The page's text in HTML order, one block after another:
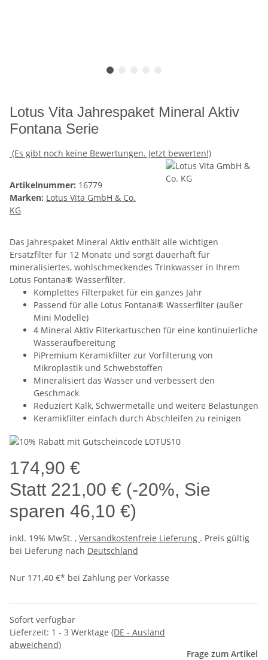
Lotus Vita Jahrespaket Mineral Aktiv
Fontana Serie
(Es gibt noch keine Bewertungen. Jetzt bewerten!)
Artikelnummer: 16779
Marken: Lotus Vita GmbH & Co.
KG
Das Jahrespaket Mineral Aktiv enthält alle wichtigen
Ersatzfilter für 12 Monate und sorgt dauerhaft für
mineralisiertes, wohlschmeckendes Trinkwasser in Ihrem
Lotus Fontana® Wasserfilter.
Komplettes Filterpaket für ein ganzes Jahr
Passend für alle Lotus Fontana® Wasserfilter (außer
Mini Modelle)
4 Mineral Aktiv Filterkartuschen für eine kontinuierliche
Wasseraufbereitung
PiPremium Keramikfilter zur Vorfilterung von
Mikroplastik und Schwebstoffen
Mineralisiert das Wasser und verbessert den
Geschmack
Reduziert Kalk, Schwermetalle und weitere Belastungen
Keramikfilter einfach durch Abschleifen zu reinigen
174,90 €
Statt 221,00 € (-20%, Sie
sparen 46,10 €)
inkl. 19% MwSt. , Versandkostenfreie Lieferung . Preis gültig
bei Lieferung nach Deutschland
Nur 171,40 €* bei Zahlung per Vorkasse
Sofort verfügbar
Lieferzeit: 1 - 3 Werktage (DE - Ausland
abweichend)
Frage zum Artikel